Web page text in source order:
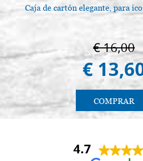
Caja de cartón elegante, para
€ 16,00
€
COMPRAR
4.7